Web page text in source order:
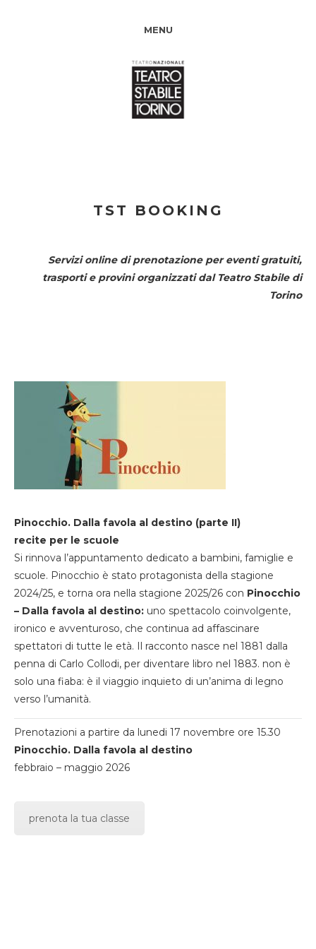
MENU
TST BOOKING
Servizi online di prenotazione per eventi gratuiti,
trasporti e provini organizzati dal Teatro Stabile di
Torino
Pinocchio. Dalla favola al destino (parte II)
recite per le scuole
Si rinnova l’appuntamento dedicato a bambini, famiglie e
scuole. Pinocchio è stato protagonista della stagione
2024/25, e torna ora nella stagione 2025/26 con Pinocchio
– Dalla favola al destino: uno spettacolo coinvolgente,
ironico e avventuroso, che continua ad affascinare
spettatori di tutte le età. Il racconto nasce nel 1881 dalla
penna di Carlo Collodi, per diventare libro nel 1883. non è
solo una fiaba: è il viaggio inquieto di un’anima di legno
verso l’umanità.
Prenotazioni a partire da lunedi 17 novembre ore 15.30
Pinocchio. Dalla favola al destino
febbraio – maggio 2026
prenota la tua classe